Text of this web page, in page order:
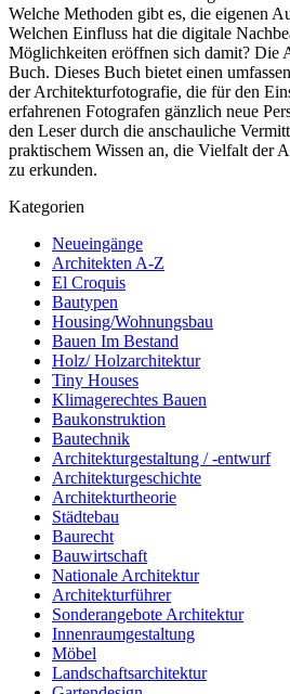
Welche Methoden gibt es, die eigenen
Welchen Einfluss hat die digitale
Möglichkeiten eröffnen sich damit? Die
Buch. Dieses Buch bietet einen
der Architekturfotografie, die für den
erfahrenen Fotografen gänzlich neue
den Leser durch die anschauliche
praktischem Wissen an, die Vielfalt der
zu erkunden.
Kategorien
Neueingänge
Architekten A-Z
El Croquis
Bautypen
Housing/Wohnungsbau
Bauen Im Bestand
Holz/ Holzarchitektur
Tiny Houses
Klimagerechtes Bauen
Baukonstruktion
Bautechnik
Architekturgestaltung / -entwurf
Architekturgeschichte
Architekturtheorie
Städtebau
Baurecht
Bauwirtschaft
Nationale Architektur
Architekturführer
Sonderangebote Architektur
Innenraumgestaltung
Möbel
Landschaftsarchitektur